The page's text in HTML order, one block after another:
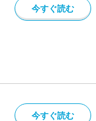
今すぐ読む
今すぐ読む